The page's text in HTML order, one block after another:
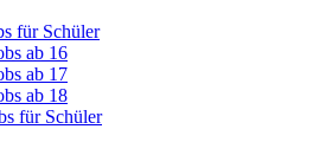
für Schüler
ab 16
ab 17
ab 18
für Schüler